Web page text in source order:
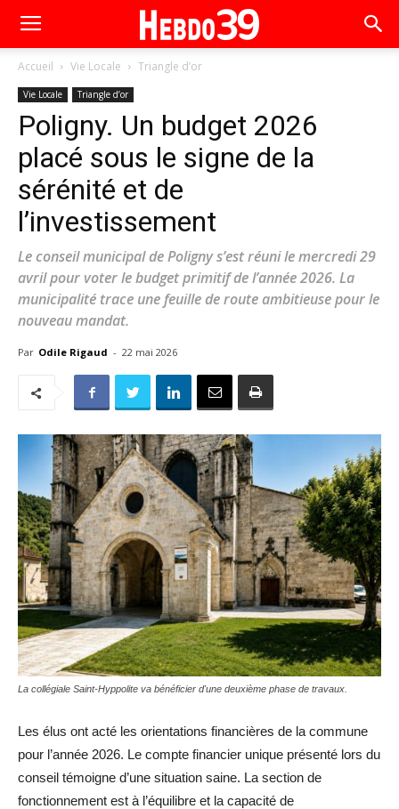
Accueil Vie Locale Triangle d’or
Vie Locale Triangle d’or
Poligny. Un budget 2026
placé sous le signe de la
sérénité et de
l’investissement
Le conseil municipal de Poligny s’est réuni le mercredi 29
avril pour voter le budget primitif de l’année 2026. La
municipalité trace une feuille de route ambitieuse pour le
nouveau mandat.
Par Odile Rigaud - 22 mai 2026
La collégiale Saint-Hyppolite va bénéficier d'une deuxième phase de travaux.
Les élus ont acté les orientations financières de la commune
pour l’année 2026. Le compte financier unique présenté lors du
conseil témoigne d’une situation saine. La section de
fonctionnement est à l’équilibre et la capacité de